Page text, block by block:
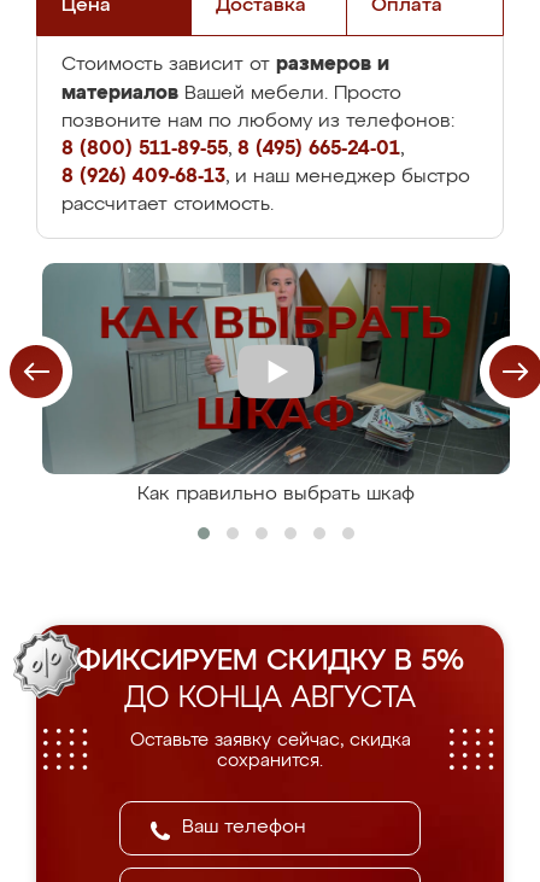
Цена Доставка Оплата
Стоимость зависит от размеров и
материалов Вашей мебели. Просто
позвоните нам по любому из телефонов:
8 (800) 511-89-55, 8 (495) 665-24-01,
8 (926) 409-68-13, и наш менеджер быстро
рассчитает стоимость.
Как правильно выбрать шкаф
ФИКСИРУЕМ СКИДКУ В 5%
ДО КОНЦА АВГУСТА
Оставьте заявку сейчас, скидка
сохранится.